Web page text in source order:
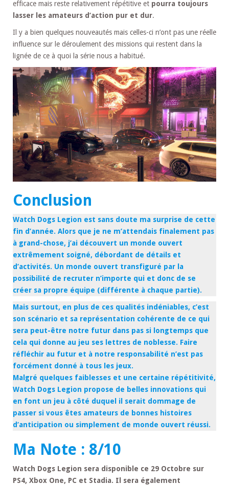
efficace mais reste relativement répétitive et pourra toujours
lasser les amateurs d’action pur et dur.
Il y a bien quelques nouveautés mais celles-ci n’ont pas une réelle
influence sur le déroulement des missions qui restent dans la
lignée de ce à quoi la série nous a habitué.
Conclusion
Watch Dogs Legion est sans doute ma surprise de cette
fin d’année. Alors que je ne m’attendais finalement pas
à grand-chose, j’ai découvert un monde ouvert
extrêmement soigné, débordant de détails et
d’activités. Un monde ouvert transfiguré par la
possibilité de recruter n’importe qui et donc de se
créer sa propre équipe (différente à chaque partie).
Mais surtout, en plus de ces qualités indéniables, c’est
son scénario et sa représentation cohérente de ce qui
sera peut-être notre futur dans pas si longtemps que
cela qui donne au jeu ses lettres de noblesse. Faire
réfléchir au futur et à notre responsabilité n’est pas
forcément donné à tous les jeux.
Malgré quelques faiblesses et une certaine répétitivité,
Watch Dogs Legion propose de belles innovations qui
en font un jeu à côté duquel il serait dommage de
passer si vous êtes amateurs de bonnes histoires
d’anticipation ou simplement de monde ouvert réussi.
Ma Note : 8/10
Watch Dogs Legion sera disponible ce 29 Octobre sur
PS4, Xbox One, PC et Stadia. Il sera également